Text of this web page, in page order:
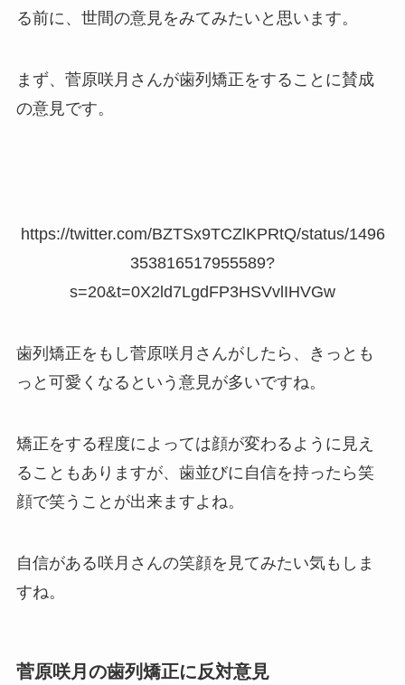
る前に、世間の意見をみてみたいと思います。
まず、菅原咲月さんが歯列矯正をすることに賛成
の意見です。
https://twitter.com/BZTSx9TCZlKPRtQ/status/1496
353816517955589?
s=20&t=0X2ld7LgdFP3HSVvlIHVGw
歯列矯正をもし菅原咲月さんがしたら、きっとも
っと可愛くなるという意見が多いですね。
矯正をする程度によっては顔が変わるように見え
ることもありますが、歯並びに自信を持ったら笑
顔で笑うことが出来ますよね。
自信がある咲月さんの笑顔を見てみたい気もしま
すね。
菅原咲月の歯列矯正に反対意見